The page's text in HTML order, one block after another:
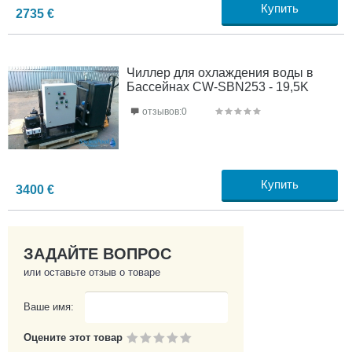
2735 € Купить
Чиллер для охлаждения воды в
Бассейнах CW-SBN253 - 19,5K
3400 € Купить
отзывов:0
ЗАДАЙТЕ ВОПРОС
или оставьте отзыв о товаре
Ваше имя:
Оцените этот товар